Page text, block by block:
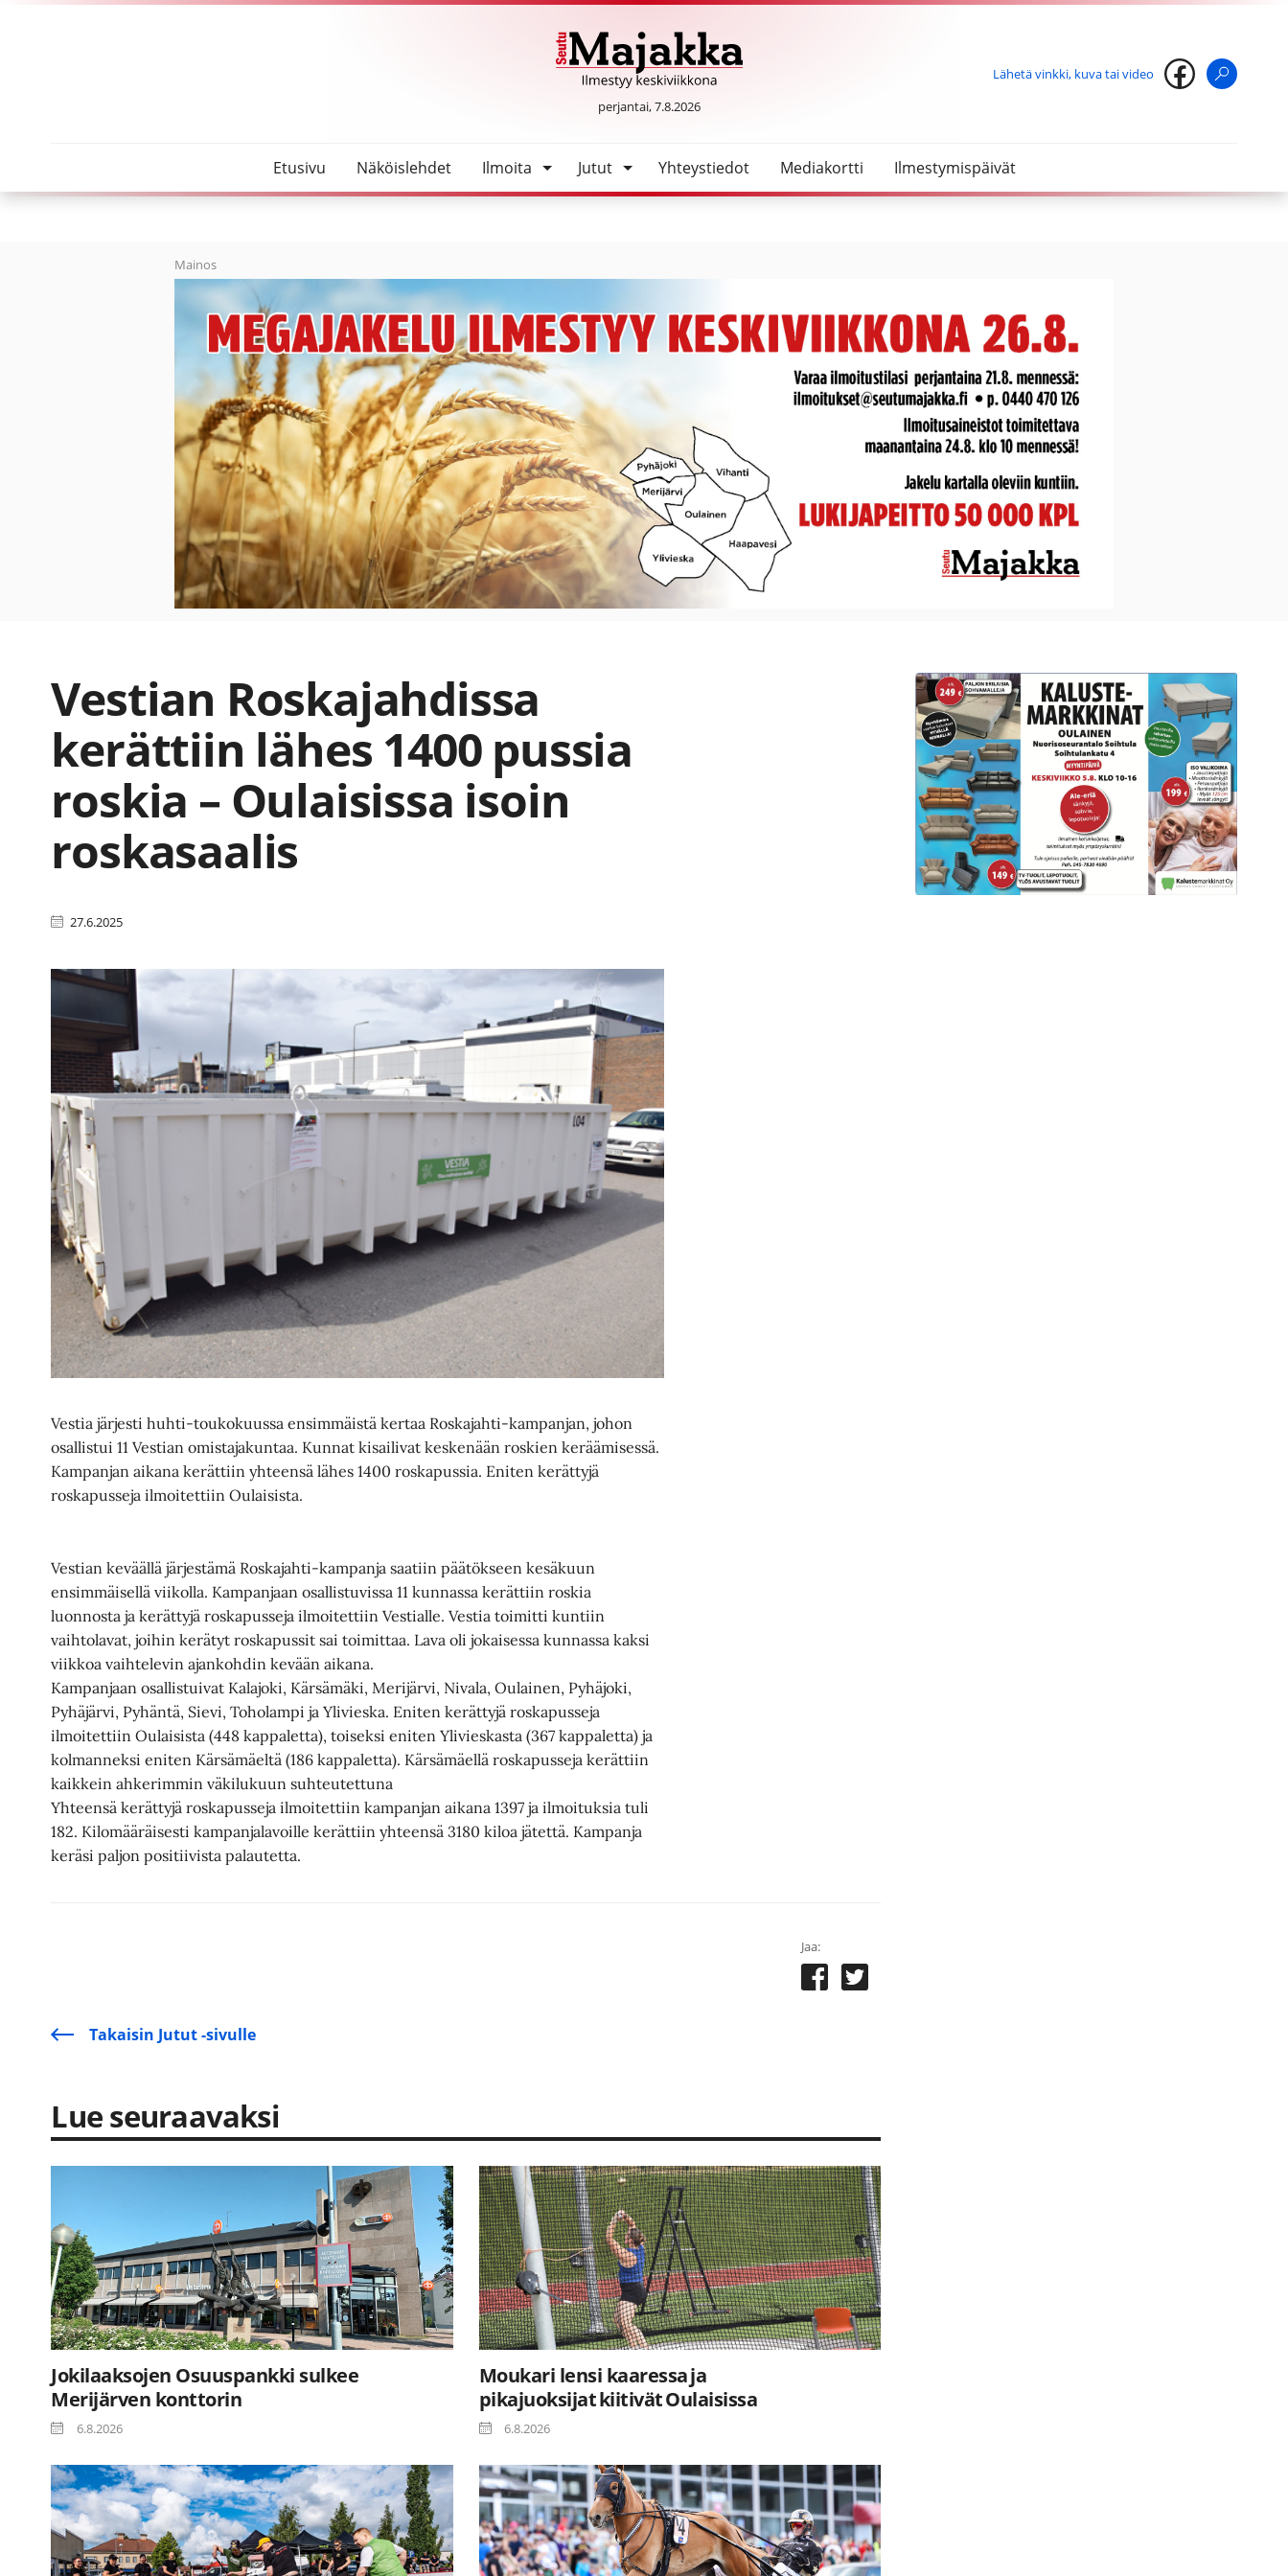
SeutuMajakka
perjantai, 7.8.2026
Lähetä vinkki, kuva tai video
Etusivu Näköislehdet Ilmoita Jutut Yhteystiedot Mediakortti Ilmestymispäivät
Mainos
Vestian Roskajahdissa
kerättiin lähes 1400 pussia
roskia – Oulaisissa isoin
roskasaalis
27.6.2025
Vestia järjesti huhti-toukokuussa ensimmäistä kertaa Roskajahti-kampanjan, johon
osallistui 11 Vestian omistajakuntaa. Kunnat kisailivat keskenään roskien keräämisessä.
Kampanjan aikana kerättiin yhteensä lähes 1400 roskapussia. Eniten kerättyjä
roskapusseja ilmoitettiin Oulaisista.
Vestian keväällä järjestämä Roskajahti-kampanja saatiin päätökseen kesäkuun
ensimmäisellä viikolla. Kampanjaan osallistuvissa 11 kunnassa kerättiin roskia
luonnosta ja kerättyjä roskapusseja ilmoitettiin Vestialle. Vestia toimitti kuntiin
vaihtolavat, joihin kerätyt roskapussit sai toimittaa. Lava oli jokaisessa kunnassa kaksi
viikkoa vaihtelevin ajankohdin kevään aikana.
Kampanjaan osallistuivat Kalajoki, Kärsämäki, Merijärvi, Nivala, Oulainen, Pyhäjoki,
Pyhäjärvi, Pyhäntä, Sievi, Toholampi ja Ylivieska. Eniten kerättyjä roskapusseja
ilmoitettiin Oulaisista (448 kappaletta), toiseksi eniten Ylivieskasta (367 kappaletta) ja
kolmanneksi eniten Kärsämäeltä (186 kappaletta). Kärsämäellä roskapusseja kerättiin
kaikkein ahkerimmin väkilukuun suhteutettuna
Yhteensä kerättyjä roskapusseja ilmoitettiin kampanjan aikana 1397 ja ilmoituksia tuli
182. Kilomääräisesti kampanjalavoille kerättiin yhteensä 3180 kiloa jätettä. Kampanja
keräsi paljon positiivista palautetta.
Jaa:
Takaisin Jutut -sivulle
Lue seuraavaksi
Jokilaaksojen Osuuspankki sulkee
Merijärven konttorin
6.8.2026
Moukari lensi kaaressa ja
pikajuoksijat kiitivät Oulaisissa
6.8.2026